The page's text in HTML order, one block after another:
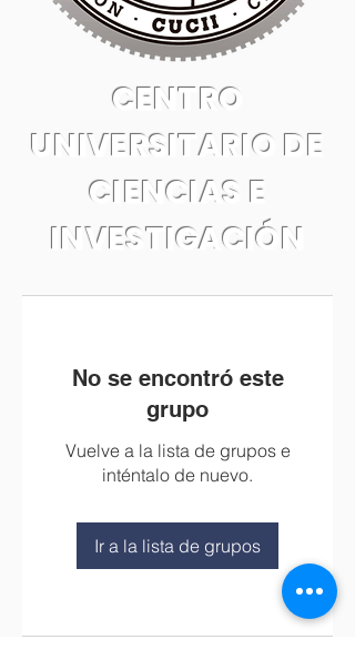
CENTRO
UNIVERSITARIO DE
CIENCIAS E
INVESTIGACIÓN
No se encontró este
grupo
Vuelve a la lista de grupos e
inténtalo de nuevo.
Ir a la lista de grupos